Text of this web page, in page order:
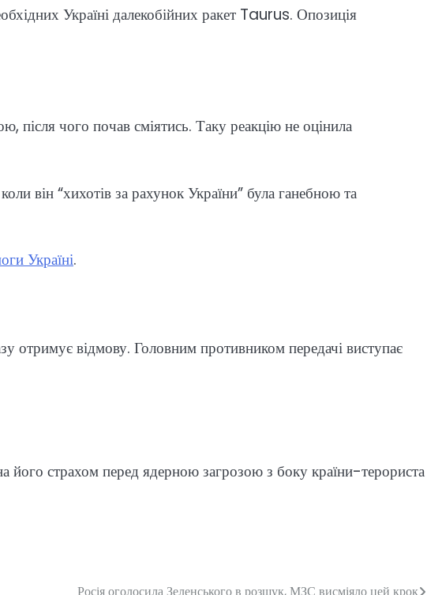
Україні далекобійних ракет Taurus. Опозиція
після чого почав сміятись. Таку реакцію не оцінила
він “хихотів за рахунок України” була ганебною та
Україні.
отримує відмову. Головним противником передачі виступає
його страхом перед ядерною загрозою з боку країни-терориста
Росія оголосила Зеленського в розшук, МЗС висміяло цей крок